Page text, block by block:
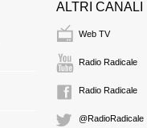
ALTRI CANALI
Web TV
Radio Radicale
Radio Radicale
@RadioRadicale